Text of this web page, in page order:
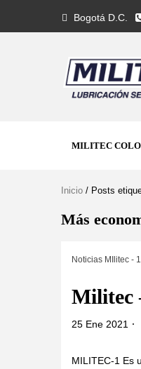
Bogotá D.C.
MILITEC
Inicio / Posts
Más
Noticias MIlitec - 1
Militec
25 Ene 2021
MILITEC-1 Es